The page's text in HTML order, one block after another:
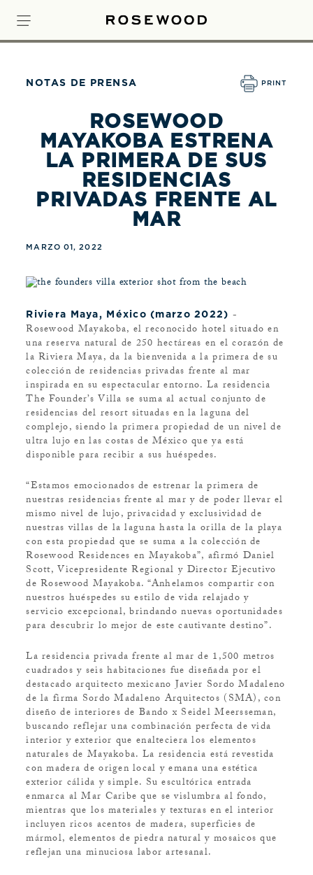
NOTAS DE PRENSA PRINT
ROSEWOOD
MAYAKOBA ESTRENA
LA PRIMERA DE SUS
RESIDENCIAS
PRIVADAS FRENTE AL
MAR
MARZO 01, 2022
Riviera Maya, México (marzo 2022) -
Rosewood Mayakoba, el reconocido hotel situado en
una reserva natural de 250 hectáreas en el corazón de
la Riviera Maya, da la bienvenida a la primera de su
colección de residencias privadas frente al mar
inspirada en su espectacular entorno. La residencia
The Founder’s Villa se suma al actual conjunto de
residencias del resort situadas en la laguna del
complejo, siendo la primera propiedad de un nivel de
ultra lujo en las costas de México que ya está
disponible para recibir a sus huéspedes.
“Estamos emocionados de estrenar la primera de
nuestras residencias frente al mar y de poder llevar el
mismo nivel de lujo, privacidad y exclusividad de
nuestras villas de la laguna hasta la orilla de la playa
con esta propiedad que se suma a la colección de
Rosewood Residences en Mayakoba”, afirmó Daniel
Scott, Vicepresidente Regional y Director Ejecutivo
de Rosewood Mayakoba. “Anhelamos compartir con
nuestros huéspedes su estilo de vida relajado y
servicio excepcional, brindando nuevas oportunidades
para descubrir lo mejor de este cautivante destino”.
La residencia privada frente al mar de 1,500 metros
cuadrados y seis habitaciones fue diseñada por el
destacado arquitecto mexicano Javier Sordo Madaleno
de la firma Sordo Madaleno Arquitectos (SMA), con
diseño de interiores de Bando x Seidel Meersseman,
buscando reflejar una combinación perfecta de vida
interior y exterior que enalteciera los elementos
naturales de Mayakoba. La residencia está revestida
con madera de origen local y emana una estética
exterior cálida y simple. Su escultórica entrada
enmarca al Mar Caribe que se vislumbra al fondo,
mientras que los materiales y texturas en el interior
incluyen ricos acentos de madera, superficies de
mármol, elementos de piedra natural y mosaicos que
reflejan una minuciosa labor artesanal.